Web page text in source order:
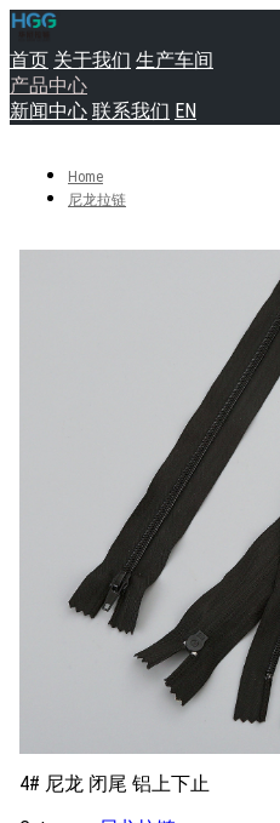
首页 关于我们 生产车间
产品中心
新闻中心 联系我们 EN
Home
尼龙拉链
4# 尼龙 闭尾 铝上下止